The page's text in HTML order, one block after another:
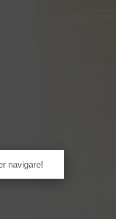
navigare!